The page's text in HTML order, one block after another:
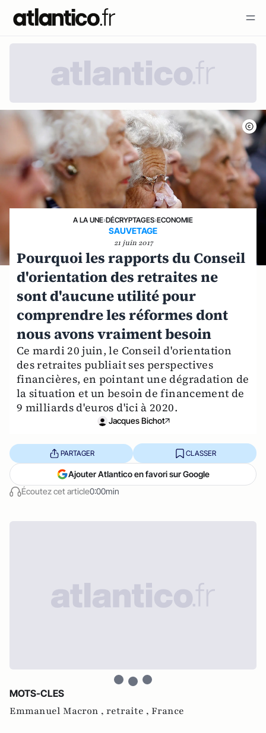
A LA UNE›DÉCRYPTAGES›ECONOMIE
SAUVETAGE
21 juin 2017
Pourquoi les rapports du Conseil
d'orientation des retraites ne
sont d'aucune utilité pour
comprendre les réformes dont
nous avons vraiment besoin
Ce mardi 20 juin, le Conseil d'orientation
des retraites publiait ses perspectives
financières, en pointant une dégradation de
la situation et un besoin de financement de
9 milliards d'euros d'ici à 2020.
Jacques Bichot
Écoutez cet article0:00min
PARTAGER CLASSER
Ajouter Atlantico en favori sur Google
MOTS-CLES
Emmanuel Macron , retraite , France